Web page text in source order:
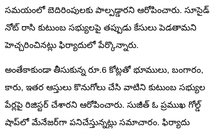
సమయంలో బెదిరింపులకు పాల్పడ్డారని ఆరోపించారు. సూసైడ్
నోట్ రాసి కుటుంబ సభ్యులపై తప్పుడు కేసులు పెడతామని
హెచ్చరించినట్లు ఫిర్యాదులో పేర్కొన్నారు.
అంతేకాకుండా తీసుకున్న రూ.6 కోట్లతో భూములు, బంగారం,
కారు, ఇతర ఆస్తులు కొనుగోలు చేసి వాటిని కుటుంబ సభ్యుల
పేర్లపై రిజిస్టర్ చేశారని ఆరోపించారు. సుజీత్ ఓ ప్రముఖ గోల్డ్
షాప్‌లో మేనేజర్‌గా పనిచేస్తున్నట్లు సమాచారం. ఫిర్యాదు